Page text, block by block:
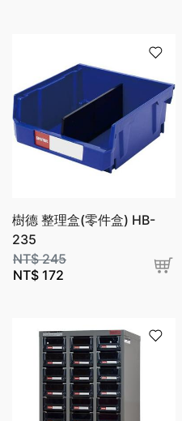
樹德 整理盒(零件盒) HB-
235
NT$245
NT$ 172